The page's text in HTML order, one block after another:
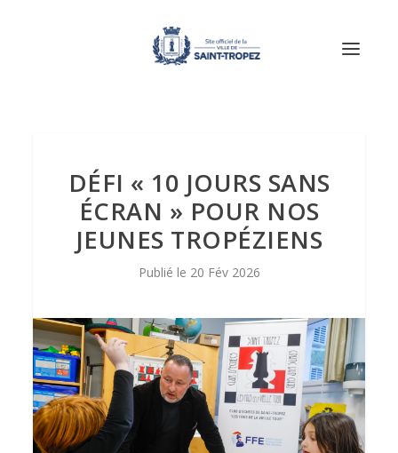
DÉFI « 10 JOURS SANS
ÉCRAN » POUR NOS
JEUNES TROPÉZIENS
20 Fév 2026